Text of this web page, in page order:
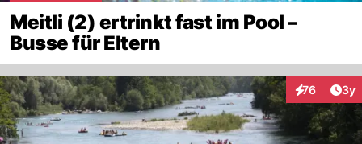
Meitli (2) ertrinkt fast im Pool –
Busse für Eltern
76
Interaktionen
3y